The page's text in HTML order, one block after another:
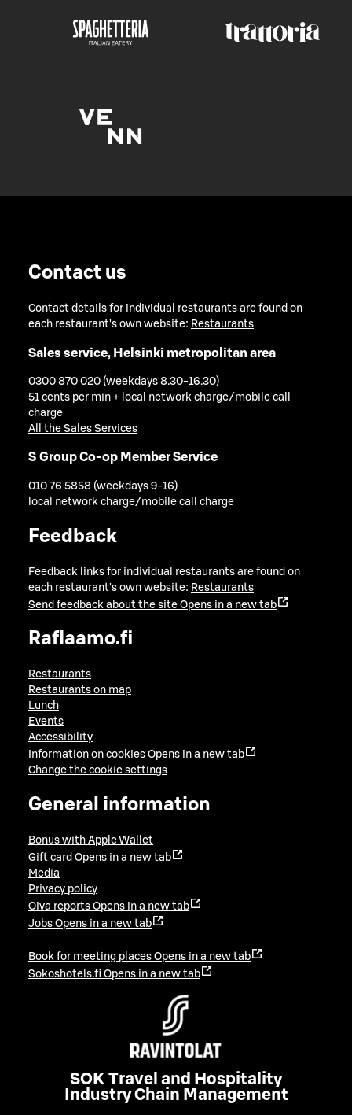
Contact us
Contact details for individual restaurants are found on
each restaurant's own website: Restaurants
Sales service, Helsinki metropolitan area
0300 870 020 (weekdays 8.30-16.30)
51 cents per min + local network charge/mobile call
charge
All the Sales Services
S Group Co-op Member Service
010 76 5858 (weekdays 9-16)
local network charge/mobile call charge
Feedback
Feedback links for individual restaurants are found on
each restaurant's own website: Restaurants
Send feedback about the site Opens in a new tab
Raflaamo.fi
Restaurants
Restaurants on map
Lunch
Events
Accessibility
Information on cookies Opens in a new tab
Change the cookie settings
General information
Bonus with Apple Wallet
Gift card Opens in a new tab
Media
Privacy policy
Oiva reports Opens in a new tab
Jobs Opens in a new tab
Book for meeting places Opens in a new tab
Sokoshotels.fi Opens in a new tab
SOK Travel and Hospitality
Industry Chain Management